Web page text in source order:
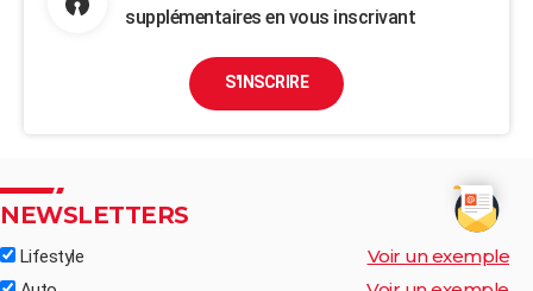
supplémentaires en vous inscrivant
S'INSCRIRE
NEWSLETTERS
Lifestyle Voir un exemple